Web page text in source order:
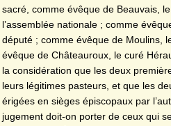
sacré, comme évêque de Beauvais,
l’assemblée nationale ; comme
député ; comme évêque de Moulins,
évêque de Châteauroux, le curé
la considération que les deux
leurs légitimes pasteurs, et que les
érigées en sièges épiscopaux par
jugement doit-on porter de ceux qui